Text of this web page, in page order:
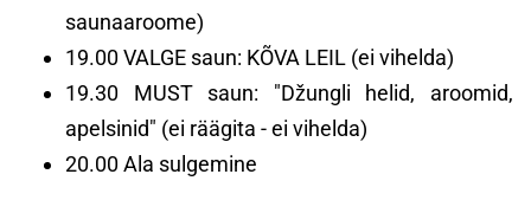
saunaaroome)
19.00 VALGE saun: KÕVA LEIL (ei vihelda)
19.30 MUST saun: "Džungli helid, aroomid,
apelsinid" (ei räägita - ei vihelda)
20.00 Ala sulgemine